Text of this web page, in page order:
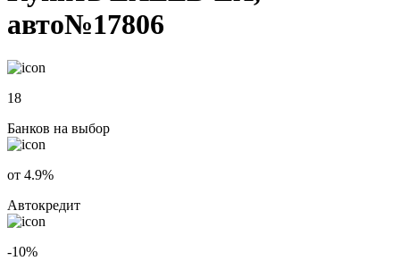
авто№17806
18
Банков на выбор
от 4.9%
Автокредит
-10%